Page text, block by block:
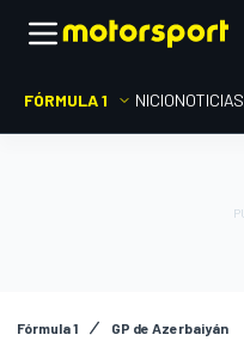
FÓRMULA 1 INICIONOTICIAS
Fórmula 1 GP de Azerbaiyán